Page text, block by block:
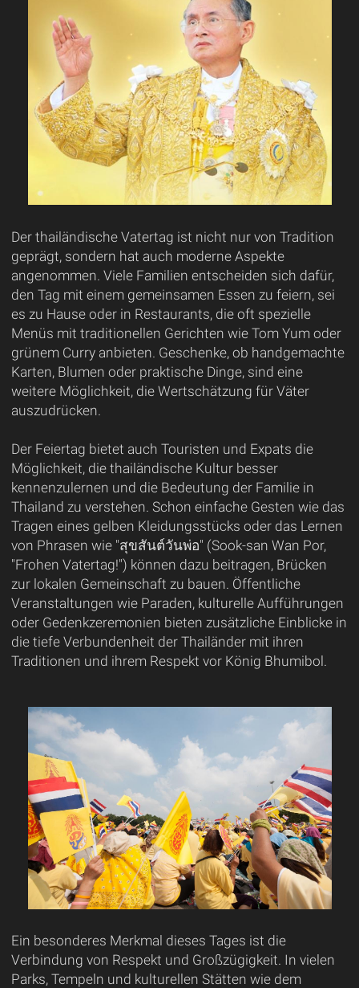
Der thailändische Vatertag ist nicht nur von Tradition
geprägt, sondern hat auch moderne Aspekte
angenommen. Viele Familien entscheiden sich dafür,
den Tag mit einem gemeinsamen Essen zu feiern, sei
es zu Hause oder in Restaurants, die oft spezielle
Menüs mit traditionellen Gerichten wie Tom Yum oder
grünem Curry anbieten. Geschenke, ob handgemachte
Karten, Blumen oder praktische Dinge, sind eine
weitere Möglichkeit, die Wertschätzung für Väter
auszudrücken.
Der Feiertag bietet auch Touristen und Expats die
Möglichkeit, die thailändische Kultur besser
kennenzulernen und die Bedeutung der Familie in
Thailand zu verstehen. Schon einfache Gesten wie das
Tragen eines gelben Kleidungsstücks oder das Lernen
von Phrasen wie "สุขสันต์วันพ่อ" (Sook-san Wan Por,
"Frohen Vatertag!") können dazu beitragen, Brücken
zur lokalen Gemeinschaft zu bauen. Öffentliche
Veranstaltungen wie Paraden, kulturelle Aufführungen
oder Gedenkzeremonien bieten zusätzliche Einblicke in
die tiefe Verbundenheit der Thailänder mit ihren
Traditionen und ihrem Respekt vor König Bhumibol.
Ein besonderes Merkmal dieses Tages ist die
Verbindung von Respekt und Großzügigkeit. In vielen
Parks, Tempeln und kulturellen Stätten wie dem